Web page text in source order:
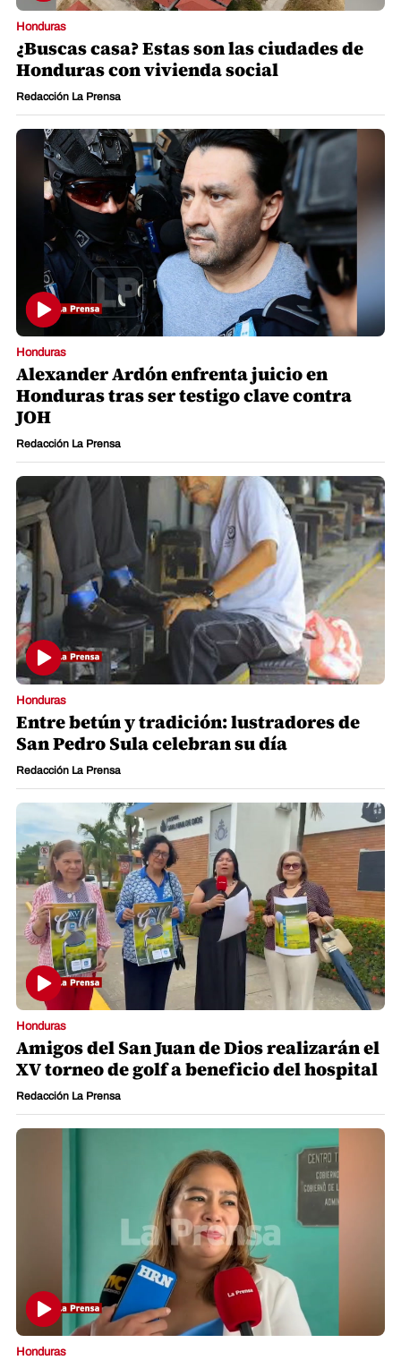
Honduras
¿Buscas casa? Estas son las ciudades de
Honduras con vivienda social
Redacción La Prensa
Honduras
Alexander Ardón enfrenta juicio en
Honduras tras ser testigo clave contra
JOH
Redacción La Prensa
Honduras
Entre betún y tradición: lustradores de
San Pedro Sula celebran su día
Redacción La Prensa
Honduras
Amigos del San Juan de Dios realizarán el
XV torneo de golf a beneficio del hospital
Redacción La Prensa
Honduras